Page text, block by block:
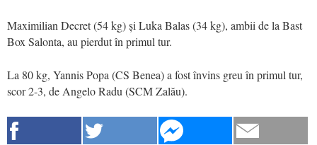
Maximilian Decret (54 kg) și Luka Balas (34 kg), ambii de la Bast
Box Salonta, au pierdut în primul tur.
La 80 kg, Yannis Popa (CS Benea) a fost învins greu în primul tur,
scor 2-3, de Angelo Radu (SCM Zalău).